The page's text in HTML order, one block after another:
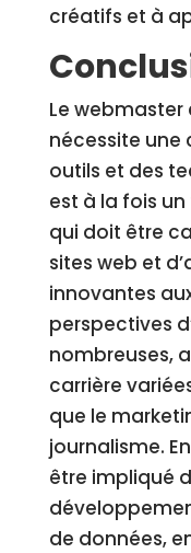
créatifs et à
Le webmaster
nécessite une
outils et des
est à la fois
qui doit être
sites web et
innovantes
perspectives
nombreuses,
carrière
que le
journalisme.
être impliqué
de données,